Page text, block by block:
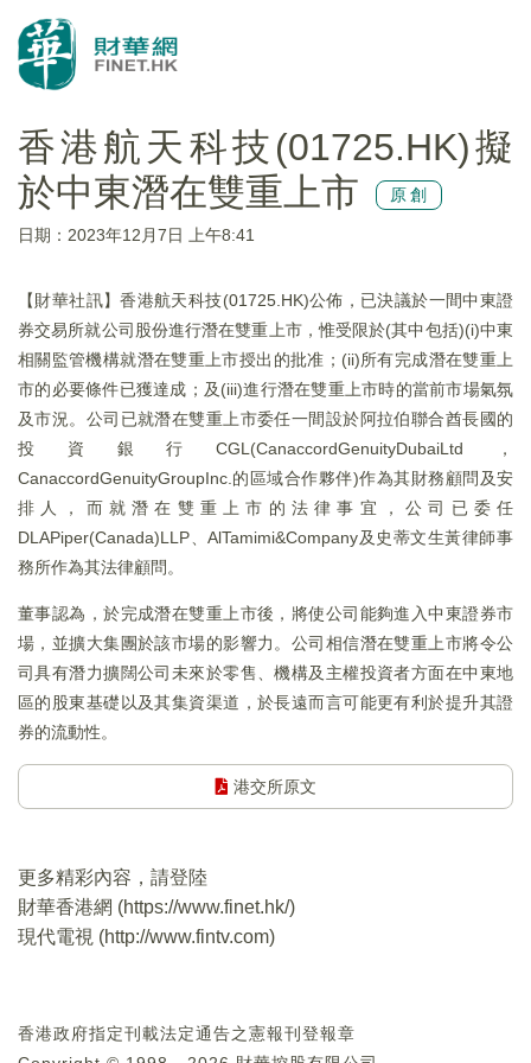
香港航天科技(01725.HK)擬
於中東潛在雙重上市
原創
日期：2023年12月7日 上午8:41
【財華社訊】香港航天科技(01725.HK)公佈，已決議於一間中東證
券交易所就公司股份進行潛在雙重上市，惟受限於(其中包括)(i)中東
相關監管機構就潛在雙重上市授出的批准；(ii)所有完成潛在雙重上
市的必要條件已獲達成；及(iii)進行潛在雙重上市時的當前市場氣氛
及市況。公司已就潛在雙重上市委任一間設於阿拉伯聯合酋長國的
投資銀行CGL(CanaccordGenuityDubaiLtd，
CanaccordGenuityGroupInc.的區域合作夥伴)作為其財務顧問及安
排人，而就潛在雙重上市的法律事宜，公司已委任
DLAPiper(Canada)LLP、AlTamimi&Company及史蒂文生黃律師事
務所作為其法律顧問。
董事認為，於完成潛在雙重上市後，將使公司能夠進入中東證券市
場，並擴大集團於該市場的影響力。公司相信潛在雙重上市將令公
司具有潛力擴闊公司未來於零售、機構及主權投資者方面在中東地
區的股東基礎以及其集資渠道，於長遠而言可能更有利於提升其證
券的流動性。
港交所原文
更多精彩內容，請登陸
財華香港網 (https://www.finet.hk/)
現代電視 (http://www.fintv.com)
香港政府指定刊載法定通告之憲報刊登報章